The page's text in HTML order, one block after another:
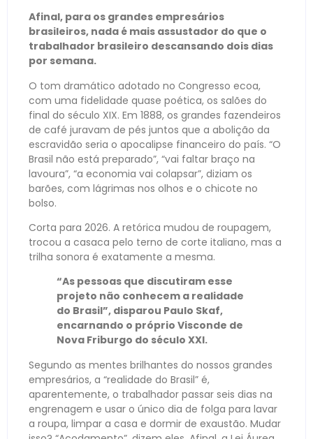
Afinal, para os grandes empresários
brasileiros, nada é mais assustador do que o
trabalhador brasileiro descansando dois dias
por semana.
O tom dramático adotado no Congresso ecoa,
com uma fidelidade quase poética, os salões do
final do século XIX. Em 1888, os grandes fazendeiros
de café juravam de pés juntos que a abolição da
escravidão seria o apocalipse financeiro do país. “O
Brasil não está preparado”, “vai faltar braço na
lavoura”, “a economia vai colapsar”, diziam os
barões, com lágrimas nos olhos e o chicote no
bolso.
Corta para 2026. A retórica mudou de roupagem,
trocou a casaca pelo terno de corte italiano, mas a
trilha sonora é exatamente a mesma.
“As pessoas que discutiram esse
projeto não conhecem a realidade
do Brasil”, disparou Paulo Skaf,
encarnando o próprio Visconde de
Nova Friburgo do século XXI.
Segundo as mentes brilhantes do nossos grandes
empresários, a “realidade do Brasil” é,
aparentemente, o trabalhador passar seis dias na
engrenagem e usar o único dia de folga para lavar
a roupa, limpar a casa e dormir de exaustão. Mudar